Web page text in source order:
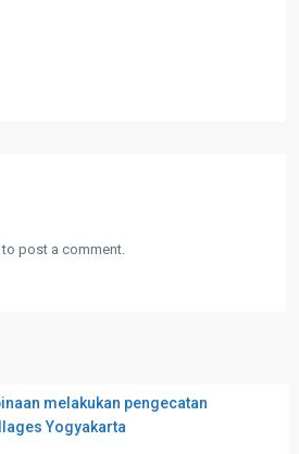
to post a comment.